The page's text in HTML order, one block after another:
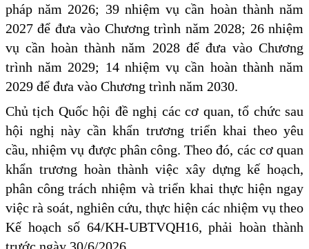
pháp năm 2026; 39 nhiệm vụ cần hoàn thành năm
2027 để đưa vào Chương trình năm 2028; 26 nhiệm
vụ cần hoàn thành năm 2028 để đưa vào Chương
trình năm 2029; 14 nhiệm vụ cần hoàn thành năm
2029 để đưa vào Chương trình năm 2030.
Chủ tịch Quốc hội đề nghị các cơ quan, tổ chức sau
hội nghị này cần khẩn trương triển khai theo yêu
cầu, nhiệm vụ được phân công. Theo đó, các cơ quan
khẩn trương hoàn thành việc xây dựng kế hoạch,
phân công trách nhiệm và triển khai thực hiện ngay
việc rà soát, nghiên cứu, thực hiện các nhiệm vụ theo
Kế hoạch số 64/KH-UBTVQH16, phải hoàn thành